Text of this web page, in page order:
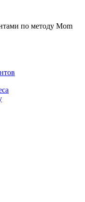
по методу Mom